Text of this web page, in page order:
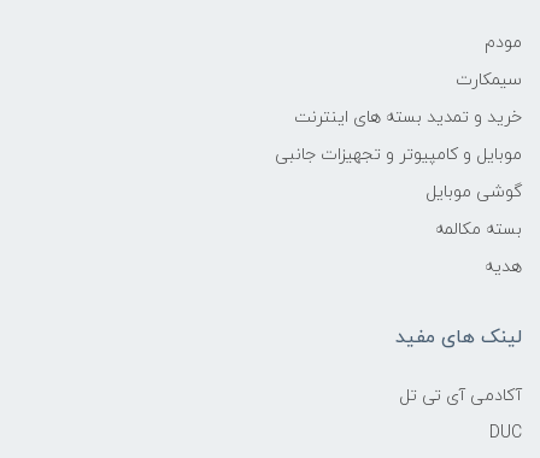
مودم
سیمکارت
خرید و تمدید بسته های اینترنت
موبایل و کامپیوتر و تجهیزات جانبی
گوشی موبایل
بسته مکالمه
هدیه
لینک های مفید
آکادمی آی تی تل
DUC